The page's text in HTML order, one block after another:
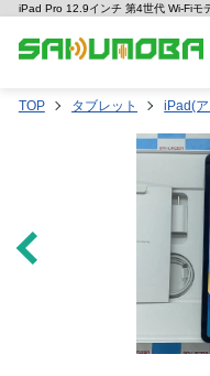
iPad Pro 12.9インチ 第4世代 Wi-Fiモ
TOP タブレット iPad(